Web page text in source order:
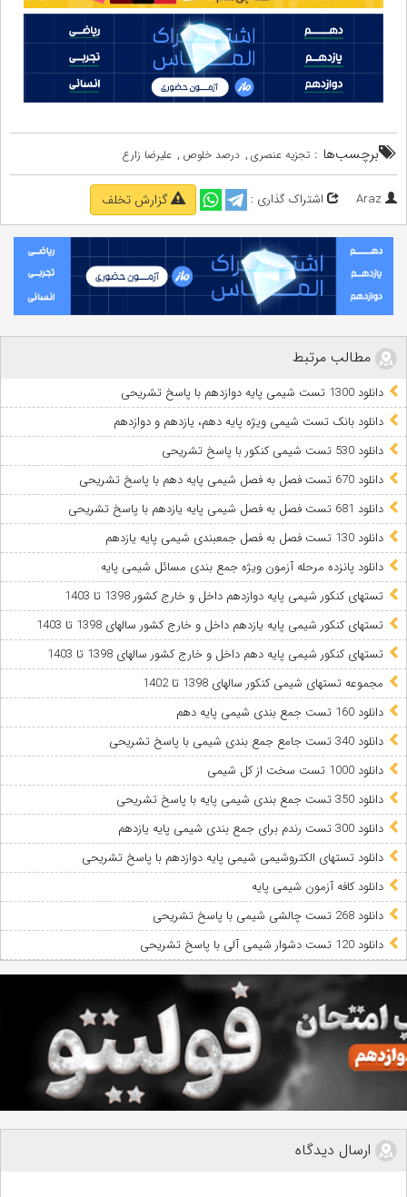
برچسب‌ها : تجزیه عنصری , درصد خلوص , علیرضا زارع
Araz اشتراک گذاری : گزارش تخلف
مطالب مرتبط
دانلود 1300 تست شیمی پایه دوازدهم با پاسخ تشریحی
دانلود بانک تست شیمی ویژه پایه دهم، یازدهم و دوازدهم
دانلود 530 تست شیمی کنکور با پاسخ تشریحی
دانلود 670 تست فصل به فصل شیمی پایه دهم با پاسخ تشریحی
دانلود 681 تست فصل به فصل شیمی پایه یازدهم با پاسخ تشریحی
دانلود 130 تست فصل به فصل جمعبندی شیمی پایه یازدهم
دانلود پانزده مرحله آزمون ویژه جمع بندی مسائل شیمی پایه
تستهای کنکور شیمی پایه دوازدهم داخل و خارج کشور 1398 تا 1403
تستهای کنکور شیمی پایه یازدهم داخل و خارج کشور سالهای 1398 تا 1403
تستهای کنکور شیمی پایه دهم داخل و خارج کشور سالهای 1398 تا 1403
مجموعه تستهای شیمی کنکور سالهای 1398 تا 1402
دانلود 160 تست جمع بندی شیمی پایه دهم
دانلود 340 تست جامع جمع بندی شیمی با پاسخ تشریحی
دانلود 1000 تست سخت از کل شیمی
دانلود 350 تست جمع بندی شیمی پایه با پاسخ تشریحی
دانلود 300 تست رندم برای جمع بندی شیمی پایه یازدهم
دانلود تستهای الکتروشیمی شیمی پایه دوازدهم با پاسخ تشریحی
دانلود کافه آزمون شیمی پایه
دانلود 268 تست چالشی شیمی با پاسخ تشریحی
دانلود 120 تست دشوار شیمی آلی با پاسخ تشریحی
ارسال دیدگاه